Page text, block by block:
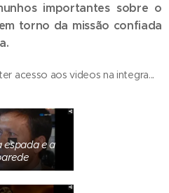
importantes sobre o
torno da missão confiada
acesso aos videos na integra...
espada e a